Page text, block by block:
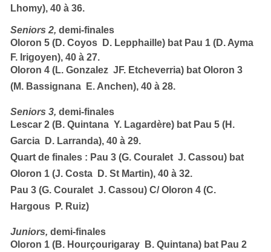
Lhomy),40 à 36.
Seniors2, demi-finales
Oloron 5 (D. Coyos  D. Lepphaille) bat Pau 1 (D. Ayma 
F. Irigoyen),40 à 27.
Oloron 4 (L. Gonzalez  JF. Etcheverria) bat Oloron 3
(M. Bassignana  E. Anchen),40 à 28.
Seniors 3,demi-finales
Lescar 2 (B. Quintana  Y. Lagardère) bat Pau 5 (H.
Garcia  D. Larranda), 40 à 29.
Quart de finales : Pau 3 (G. Couralet  J. Cassou) bat
Oloron 1 (J. Costa  D. St Martin),40 à 32.
Pau 3 (G. Couralet  J. Cassou) C/Oloron 4 (C.
Hargous  P. Ruiz)
Juniors,demi-finales
Oloron 1 (B. Hourçourigaray  B. Quintana) bat Pau 2